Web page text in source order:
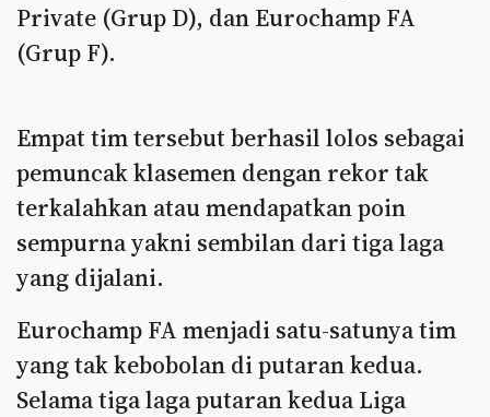
Private (Grup D), dan Eurochamp FA
(Grup F).
Empat tim tersebut berhasil lolos sebagai
pemuncak klasemen dengan rekor tak
terkalahkan atau mendapatkan poin
sempurna yakni sembilan dari tiga laga
yang dijalani.
Eurochamp FA menjadi satu-satunya tim
yang tak kebobolan di putaran kedua.
Selama tiga laga putaran kedua Liga